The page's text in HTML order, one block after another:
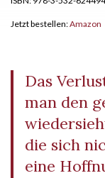
Jetzt bestellen:Amazon
Das
man den
die sich
eine